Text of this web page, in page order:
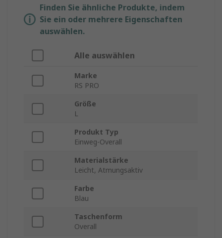
Finden Sie ähnliche Produkte, indem
Sie ein oder mehrere Eigenschaften
auswählen.
Alle auswählen
Marke
RS PRO
Größe
L
Produkt Typ
Einweg-Overall
Materialstärke
Leicht, Atmungsaktiv
Farbe
Blau
Taschenform
Overall